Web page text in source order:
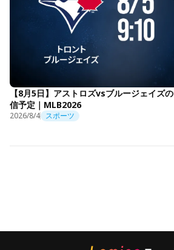
【8月5日】アストロズvsブルージェイズ
信予定｜MLB2026
2026/8/4 スポーツ